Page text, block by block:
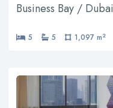
Business Bay / Dubai
5 5 1,097 m2